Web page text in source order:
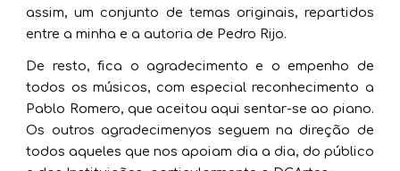
assim, um conjunto de temas originais, repartidos
entre a minha e a autoria de Pedro Rijo.
De resto, fica o agradecimento e o empenho de
todos os músicos, com especial reconhecimento a
Pablo Romero, que aceitou aqui sentar-se ao piano.
Os outros agradecimenyos seguem na direção de
todos aqueles que nos apoiam dia a dia, do público